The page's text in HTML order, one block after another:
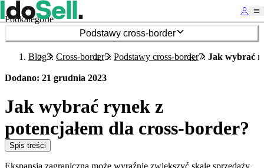
Podkategorie
Podstawy cross-border
Blog Cross-border Podstawy cross-border Jak wybrać
Dodano: 21 grudnia 2023
Jak wybrać rynek z
potencjałem dla cross-border?
Spis treści